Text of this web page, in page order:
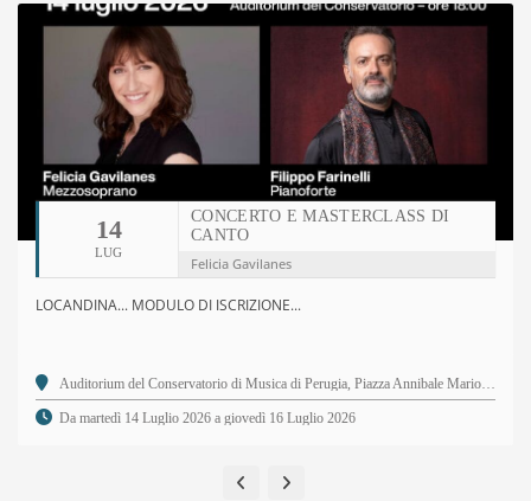
14
LUG
CONCERTO E MASTERCLASS DI
CANTO
Felicia Gavilanes
LOCANDINA... MODULO DI ISCRIZIONE...
Auditorium del Conservatorio di Musica di Perugia, Piazza Annibale Mariotti, 2 - 06123 Perugia PG
Da martedì 14 Luglio 2026 a giovedì 16 Luglio 2026